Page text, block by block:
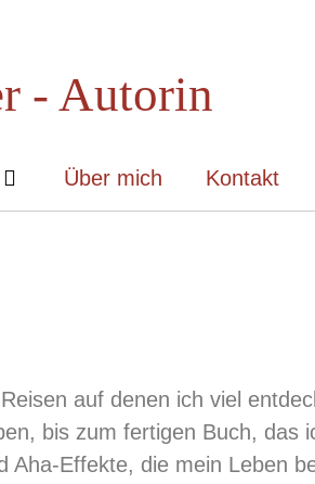
- Autorin
Über mich Kontakt
auf denen ich viel
bis zum fertigen Buch, das
Aha-Effekte, die mein Leben